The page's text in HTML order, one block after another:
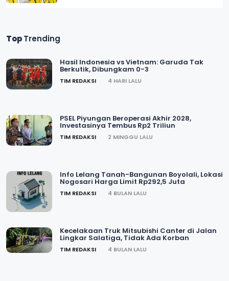
TopTrending
Hasil Indonesia vs Vietnam: Garuda Tak
Berkutik, Dibungkam 0-3
TIM REDAKSI 4 HARI LALU
PSEL Piyungan Beroperasi Akhir 2028,
Investasinya Tembus Rp2 Triliun
TIM REDAKSI 2 MINGGU LALU
Info Lelang Tanah-Bangunan Boyolali, Lokasi
Nogosari Harga Limit Rp292,5 Juta
TIM REDAKSI 4 BULAN LALU
Kecelakaan Truk Mitsubishi Canter di Jalan
Lingkar Salatiga, Tidak Ada Korban
TIM REDAKSI 4 BULAN LALU